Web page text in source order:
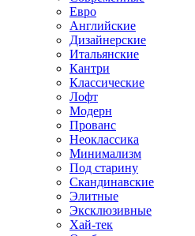
Евро
Английские
Дизайнерские
Итальянские
Кантри
Классические
Лофт
Модерн
Прованс
Неоклассика
Минимализм
Под старину
Скандинавские
Элитные
Эксклюзивные
Хай-тек